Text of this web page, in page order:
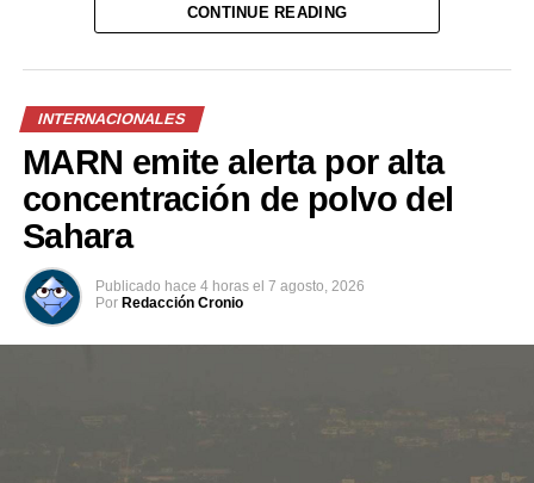
salvadoreño, dialogó con el Presidente Abelardo de la
CONTINUE READING
INTERNACIONALES
MARN emite alerta por alta
concentración de polvo del
Sahara
Publicado hace 4 horas el 7 agosto, 2026
Por Redacción Cronio